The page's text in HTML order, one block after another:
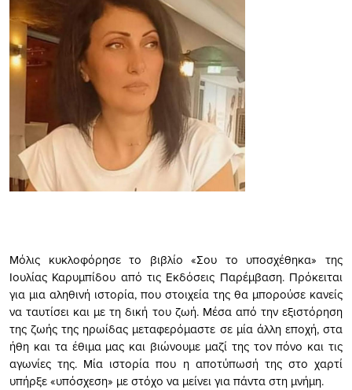
Μόλις κυκλοφόρησε το βιβλίο «Σου το υποσχέθηκα» της
Ιουλίας Καρυμπίδου από τις Εκδόσεις Παρέμβαση. Πρόκειται
για μια αληθινή ιστορία, που στοιχεία της θα μπορούσε κανείς
να ταυτίσει και με τη δική του ζωή. Μέσα από την εξιστόρηση
της ζωής της ηρωίδας μεταφερόμαστε σε μία άλλη εποχή, στα
ήθη και τα έθιμα μας και βιώνουμε μαζί της τον πόνο και τις
αγωνίες της. Μία ιστορία που η αποτύπωσή της στο χαρτί
υπήρξε «υπόσχεση» με στόχο να μείνει για πάντα στη μνήμη.